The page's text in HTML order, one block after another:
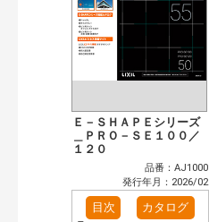
Ｅ－ＳＨＡＰＥシリーズ
＿ＰＲＯ－ＳＥ１００／
１２０
品番：AJ1000
発行年月：2026/02
目次 カタログ